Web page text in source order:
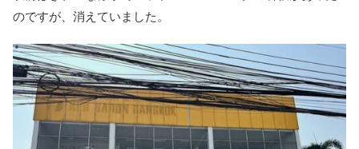
のですが、消えていました。